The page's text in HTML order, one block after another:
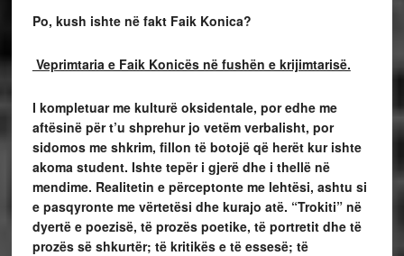
Po, kush ishte në fakt Faik Konica?
Veprimtaria e Faik Konicës në fushën e krijimtarisë.
I kompletuar me kulturë oksidentale, por edhe me
aftësinë për t’u shprehur jo vetëm verbalisht, por
sidomos me shkrim, fillon të botojë që herët kur ishte
akoma student. Ishte tepër i gjerë dhe i thellë në
mendime. Realitetin e përceptonte me lehtësi, ashtu si
e pasqyronte me vërtetësi dhe kurajo atë. “Trokiti” në
dyertë e poezisë, të prozës poetike, të portretit dhe të
prozës së shkurtër; të kritikës e të essesë; të